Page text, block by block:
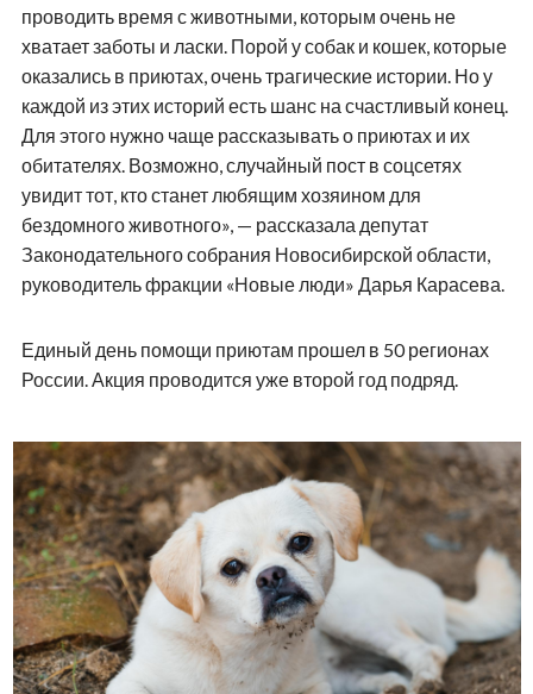
проводить время с животными, которым очень не
хватает заботы и ласки. Порой у собак и кошек, которые
оказались в приютах, очень трагические истории. Но у
каждой из этих историй есть шанс на счастливый конец.
Для этого нужно чаще рассказывать о приютах и их
обитателях. Возможно, случайный пост в соцсетях
увидит тот, кто станет любящим хозяином для
бездомного животного», — рассказала депутат
Законодательного собрания Новосибирской области,
руководитель фракции «Новые люди» Дарья Карасева.
Единый день помощи приютам прошел в 50 регионах
России. Акция проводится уже второй год подряд.